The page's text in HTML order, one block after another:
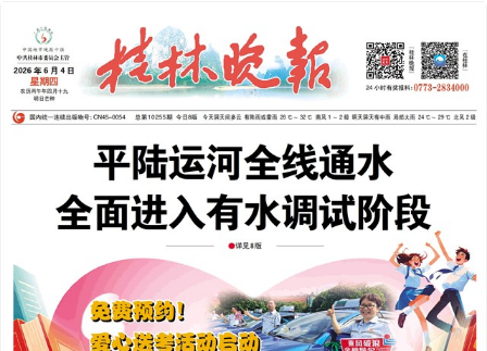
2026年06月04日